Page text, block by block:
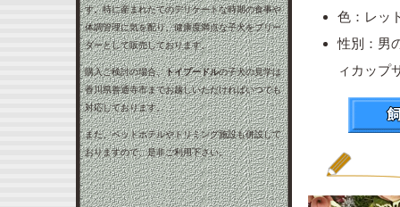
色：レッ
性別：
ィカッ
す。特に産まれたてのデリケートな時期の食事や
体調管理に気を配り、健康度満点な子犬をブリー
ダーとして販売しております。
購入ご検討の場合、トイプードルの子犬の見学は
香川県善通寺市までお越しいただければいつでも
対応しております。
また、ペットホテルやトリミング施設も併設して
おりますので、是非ご利用下さい。